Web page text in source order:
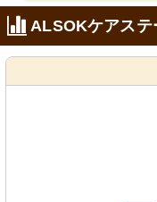
ALSOKケアステ